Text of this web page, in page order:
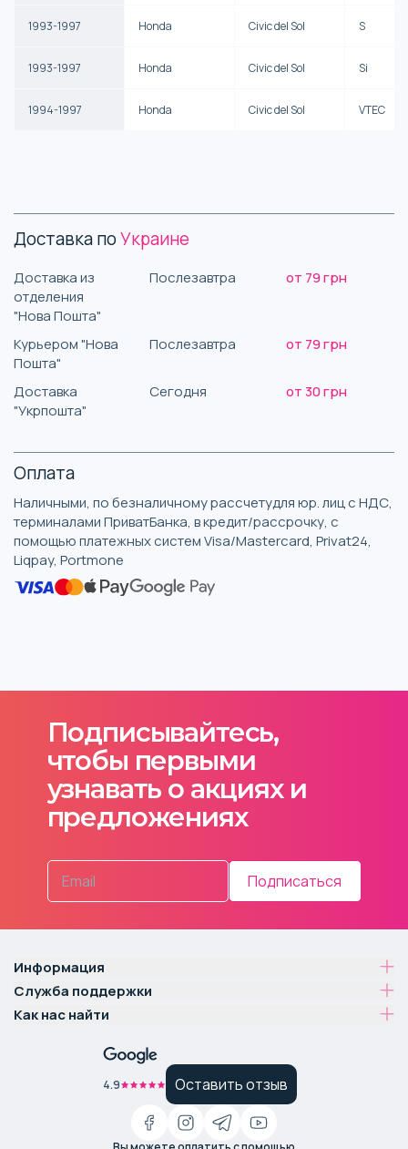
1993-1997 Honda Civic del Sol S
1993-1997 Honda Civic del Sol Si
1994-1997 Honda Civic del Sol VTEC
Доставка поУкраине
Доставка из
отделения
"Нова Пошта"
Послезавтра от 79 грн
Курьером "Нова
Пошта"
Послезавтра от 79 грн
Доставка
"Укрпошта"
Сегодня от 30 грн
Оплата
Наличными, по безналичному рассчетудля юр. лиц с НДС,
терминалами ПриватБанка, в кредит/рассрочку, с
помощью платежных систем Visa/Mastercard, Privat24,
Liqpay, Portmone
Подписывайтесь,
чтобы первыми
узнавать о акциях и
предложениях
Подписаться
Информация
Служба поддержки
Как нас найти
4.9 Оставить отзыв